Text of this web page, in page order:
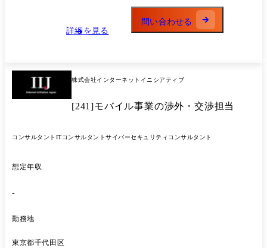
分析や対策案を提供して、強固なセキュリティ体制の構築を支援 ●大手
製造業向け、現状のセキュリティ課題に対するセキュリティ対策/ロード
マップ策定支援 リスクを最小化するための最適なセキュリティ対策と実詳細を見る
問い合わせる
株式会社インターネットイニシアティブ
[241]モバイル事業の渉外・交渉担当
コンサルタント ITコンサルタントサイバーセキュリティコンサルタント
想定年収
-
勤務地
東京都千代田区